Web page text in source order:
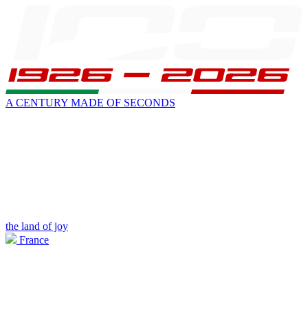
A CENTURY MADE OF SECONDS
the land of joy
France